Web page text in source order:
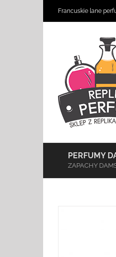
Francuskie lane
PERFUMY
ZAPACHY